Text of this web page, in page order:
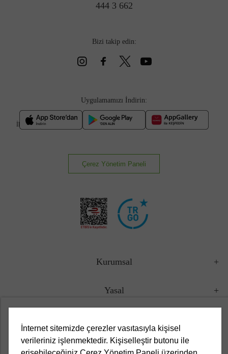
İlkbahar/Yaz 2026
444 3 662
Bizi takip edin:
Uygulamamızı İndirin:
Çerez Yönetim Paneli
Kurumsal
Yasal
Kampanyalar
İnternet sitemizde çerezler vasıtasıyla kişisel
verileriniz işlenmektedir. Kişiselleştir butonu ile